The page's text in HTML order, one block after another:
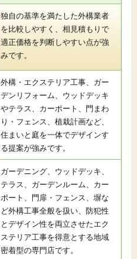
独自の基準を満たした外構業者
を比較しやすく、相見積もりで
適正価格を判断しやすい点が強
みです。
外構・エクステリア工事、ガー
デンリフォーム、ウッドデッキ
やテラス、カーポート、門まわ
り・フェンス、植栽計画など、
住まいと庭を一体でデザインす
る提案が強みです。
ガーデニング、ウッドデッキ、
テラス、ガーデンルーム、カー
ポート、門扉・フェンス、塀な
ど外構工事全般を扱い、防犯性
とデザイン性を両立させたエク
ステリア工事を得意とする地域
密着型の専門店です。